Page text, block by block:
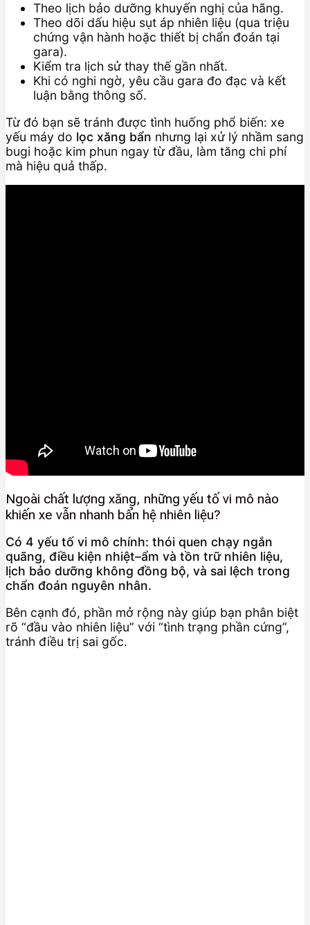
Theo lịch bảo dưỡng khuyến nghị của hãng.
Theo dõi dấu hiệu sụt áp nhiên liệu (qua triệu
chứng vận hành hoặc thiết bị chẩn đoán tại
gara).
Kiểm tra lịch sử thay thế gần nhất.
Khi có nghi ngờ, yêu cầu gara đo đạc và kết
luận bằng thông số.
Từ đó bạn sẽ tránh được tình huống phổ biến: xe
yếu máy do lọc xăng bẩn nhưng lại xử lý nhầm sang
bugi hoặc kim phun ngay từ đầu, làm tăng chi phí
mà hiệu quả thấp.
Ngoài chất lượng xăng, những yếu tố vi mô nào
khiến xe vẫn nhanh bẩn hệ nhiên liệu?
Có 4 yếu tố vi mô chính: thói quen chạy ngắn
quãng, điều kiện nhiệt–ẩm và tồn trữ nhiên liệu,
lịch bảo dưỡng không đồng bộ, và sai lệch trong
chẩn đoán nguyên nhân.
Bên cạnh đó, phần mở rộng này giúp bạn phân biệt
rõ “đầu vào nhiên liệu” với “tình trạng phần cứng”,
tránh điều trị sai gốc.